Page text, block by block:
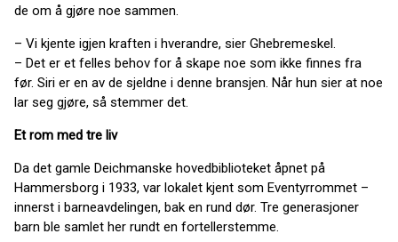
de om å gjøre noe sammen.
– Vi kjente igjen kraften i hverandre, sier Ghebremeskel.
– Det er et felles behov for å skape noe som ikke finnes fra
før. Siri er en av de sjeldne i denne bransjen. Når hun sier at noe
lar seg gjøre, så stemmer det.
Et rom med tre liv
Da det gamle Deichmanske hovedbiblioteket åpnet på
Hammersborg i 1933, var lokalet kjent som Eventyrrommet –
innerst i barneavdelingen, bak en rund dør. Tre generasjoner
barn ble samlet her rundt en fortellerstemme.